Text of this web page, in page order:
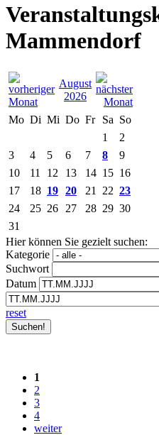
Mammendorf
August
2026
Mo Di Mi Do Fr Sa So
1
2
3
4 5 6 7 8
9
10
11 12 13 14 15 16
17
18 19 20 21 22 23
24
25 26 27 28 29 30
31
Hier können Sie gezielt suchen:
Kategorie
Suchwort
Datum
reset
1
2
3
4
weiter